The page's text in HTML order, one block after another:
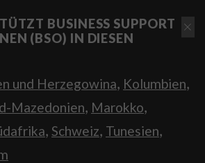
BUSINESS SUPPORT
(BSO) IN DIESEN
und Herzegowina, Kolumbien,
Mazedonien, Marokko,
, Schweiz, Tunesien,